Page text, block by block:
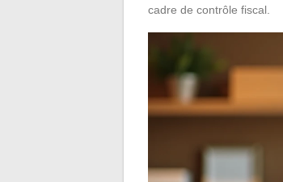
cadre de contrôle fiscal.